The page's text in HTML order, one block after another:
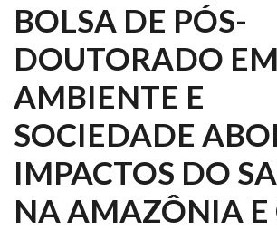
BOLSA DE PÓS-
DOUTORADO EM
AMBIENTE E
SOCIEDADE
IMPACTOS DO
NA AMAZÔNIA E